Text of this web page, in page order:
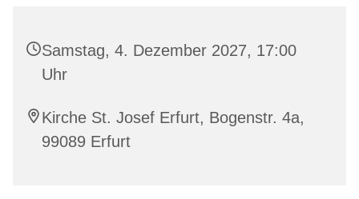
Samstag, 4. Dezember 2027, 17:00
Uhr
Kirche St. Josef Erfurt, Bogenstr. 4a,
99089 Erfurt